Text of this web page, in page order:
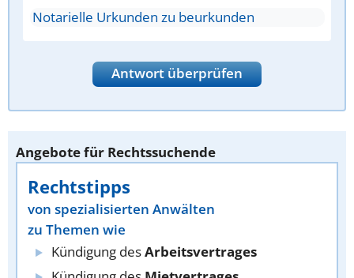
Notarielle Urkunden zu beurkunden
Antwort überprüfen
Angebote für Rechtssuchende
Rechtstipps
von spezialisierten Anwälten
zu Themen wie
Kündigung desArbeitsvertrages